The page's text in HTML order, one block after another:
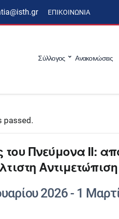
ΕΠΙΚΟΙΝΩΝΊΑ
Σύλλογος Ανακοινώσεις
passed.
του Πνεύμονα II:
Αντιμετώπιση
2026 - 1